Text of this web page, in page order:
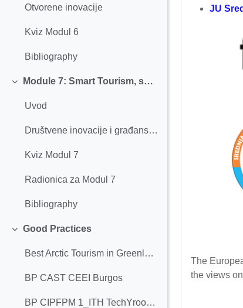
Otvorene inovacije
Kviz Modul 6
Bibliography
Replier
Module 7: Smart Tourism, social innovation, and civic engagement
Uvod
Društvene inovacije i građanski angažman
Kviz Modul 7
Radionica za Modul 7
Bibliography
Replier
Good Practices
Best Arctic Tourism in Greenland
BP CAST CEEI Burgos
BP CIPFPM 1_ITH TechYroom 1.0
JU
The
the views